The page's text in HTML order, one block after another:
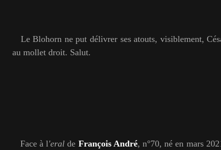
Le Blohorn ne put délivrer ses atouts, visiblement,
au mollet droit. Salut.
Face à l'eral de François André, n°70, né en mars